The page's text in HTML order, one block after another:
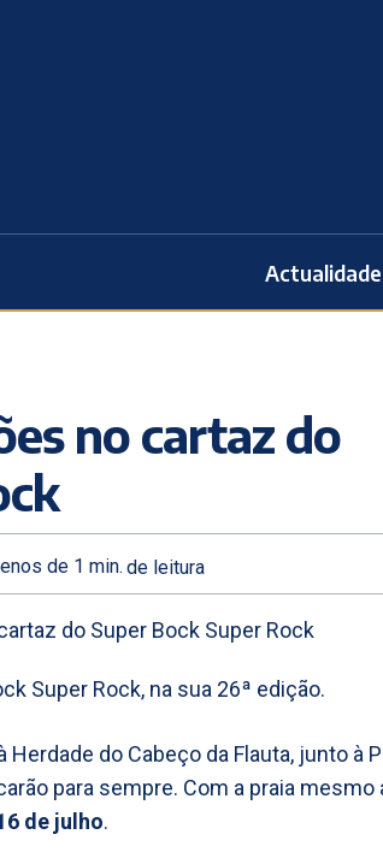
Actualidade
no cartaz do
de 1 min. de leitura
Super Rock, na sua 26ª edição.
Herdade do Cabeço da Flauta, junto à
para sempre. Com a praia mesmo
de julho.